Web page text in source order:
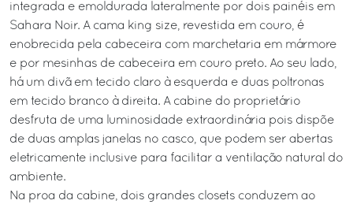
integrada e emoldurada lateralmente por dois painéis em
Sahara Noir. A cama king size, revestida em couro, é
enobrecida pela cabeceira com marchetaria em mármore
e por mesinhas de cabeceira em couro preto. Ao seu lado,
há um divã em tecido claro à esquerda e duas poltronas
em tecido branco à direita. A cabine do proprietário
desfruta de uma luminosidade extraordinária pois dispõe
de duas amplas janelas no casco, que podem ser abertas
eletricamente inclusive para facilitar a ventilação natural do
ambiente.
Na proa da cabine, dois grandes closets conduzem ao